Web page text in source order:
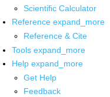
Scientific Calculator
Reference expand_more
Reference & Cite
Tools expand_more
Help expand_more
Get Help
Feedback